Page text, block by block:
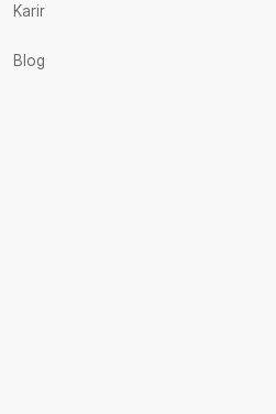
Karir
Blog